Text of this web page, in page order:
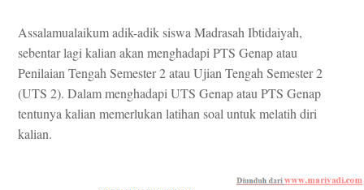
Assalamualaikum adik-adik siswa Madrasah Ibtidaiyah,
sebentar lagi kalian akan menghadapi PTS Genap atau
Penilaian Tengah Semester 2 atau Ujian Tengah Semester 2
(UTS 2). Dalam menghadapi UTS Genap atau PTS Genap
tentunya kalian memerlukan latihan soal untuk melatih diri
kalian.